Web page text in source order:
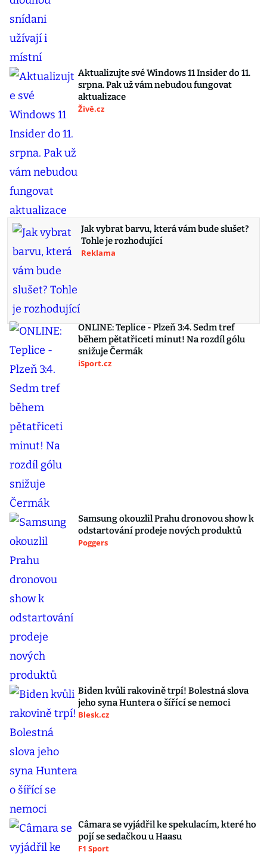
Aktualizujte své Windows 11 Insider do 11.
srpna. Pak už vám nebudou fungovat
aktualizace
Živě.cz
Jak vybrat barvu, která vám bude slušet?
Tohle je rozhodující
Reklama
ONLINE: Teplice - Plzeň 3:4. Sedm tref
během pětatřiceti minut! Na rozdíl gólu
snižuje Čermák
iSport.cz
Samsung okouzlil Prahu dronovou show k
odstartování prodeje nových produktů
Poggers
Biden kvůli rakovině trpí! Bolestná slova
jeho syna Huntera o šířící se nemoci
Blesk.cz
Câmara se vyjádřil ke spekulacím, které ho
pojí se sedačkou u Haasu
F1 Sport